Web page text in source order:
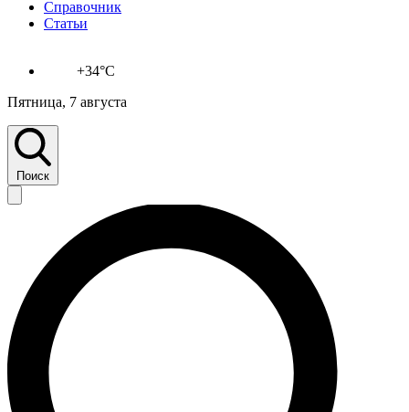
Справочник
Статьи
+34°C
Пятница, 7 августа
Поиск